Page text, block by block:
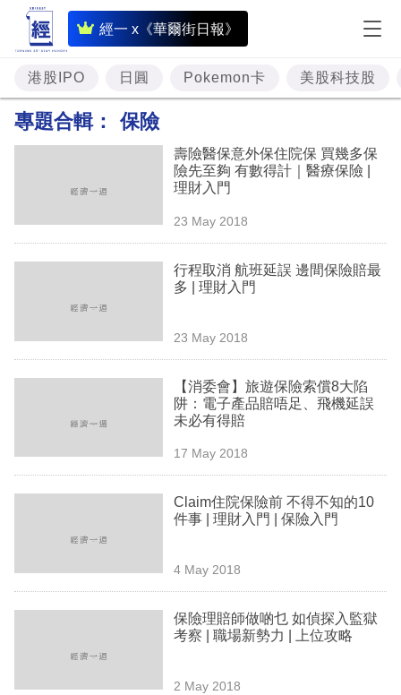
經一 x《華爾街日報》
即
時
財
經
資
樓
技
生
港股IPO 日圓 Pokemon卡 美股科技股
專題合輯： 保險
壽險醫保意外保住院保 買幾多保
險先至夠 有數得計｜醫療保險 |
理財入門
23 May 2018
行程取消 航班延誤 邊間保險賠最
多 | 理財入門
23 May 2018
【消委會】旅遊保險索償8大陷
阱：電子產品賠唔足、飛機延誤
未必有得賠
17 May 2018
Claim住院保險前 不得不知的10
件事 | 理財入門 | 保險入門
4 May 2018
保險理賠師做啲乜 如偵探入監獄
考察 | 職場新勢力 | 上位攻略
2 May 2018